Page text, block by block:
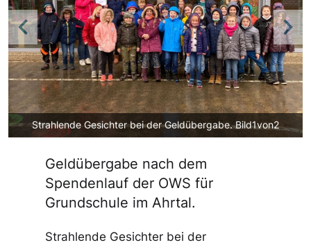
Strahlende Gesichter bei der Geldübergabe. Bild1von2
Previous
Geldübergabe nach dem
Spendenlauf der OWS für
Grundschule im Ahrtal.
Strahlende Gesichter bei der